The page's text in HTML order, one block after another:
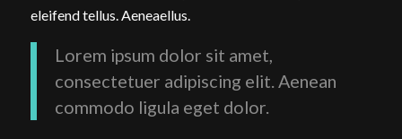
eleifend tellus. Aeneaellus.
Lorem ipsum dolor sit amet,
consectetuer adipiscing elit. Aenean
commodo ligula eget dolor.